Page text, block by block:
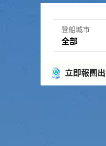
登船城市
全部
立即報團出